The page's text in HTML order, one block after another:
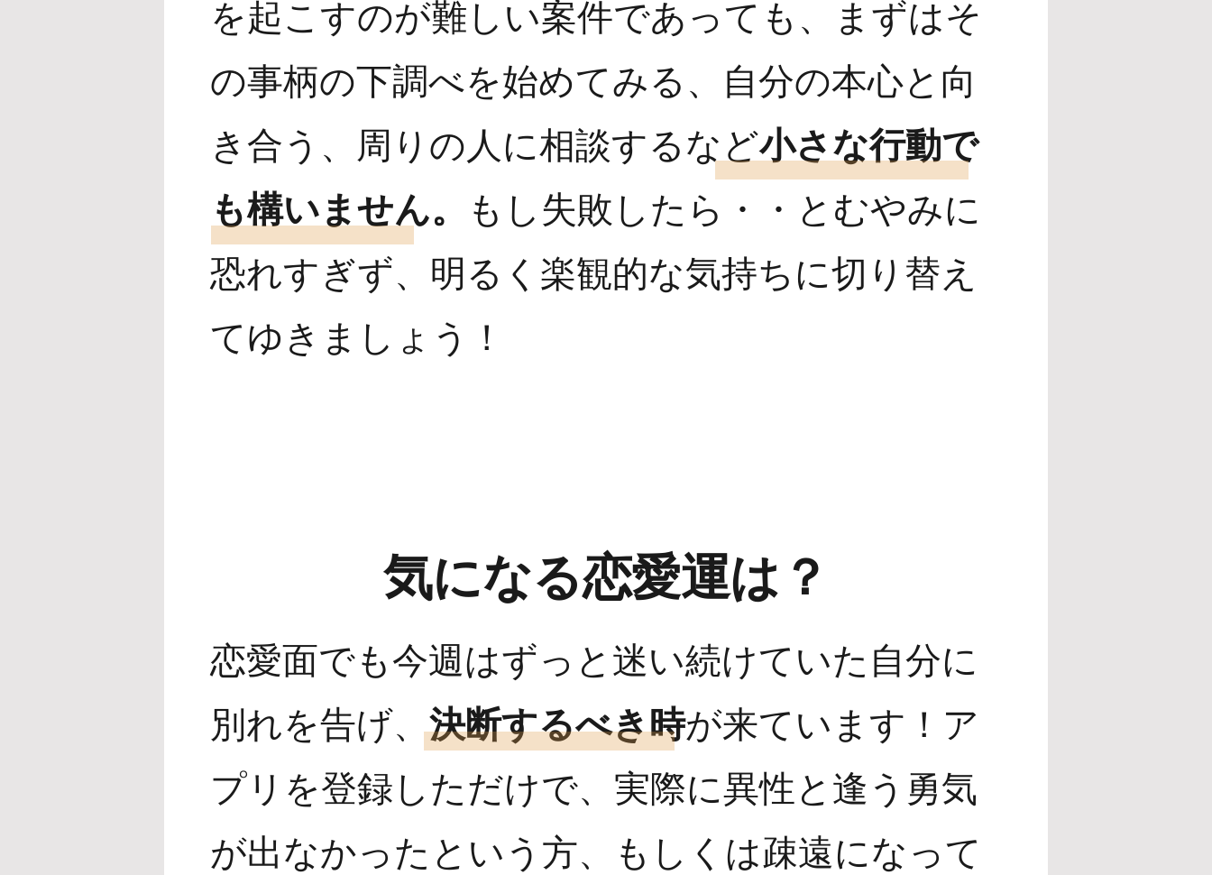
を起こすのが難しい案件であっても、まずはそ
の事柄の下調べを始めてみる、自分の本心と向
き合う、周りの人に相談するなど小さな行動で
も構いません。
もし失敗したら・・とむやみに
恐れすぎず、明るく楽観的な気持ちに切り替え
てゆきましょう！
気になる恋愛運は？
恋愛面でも今週はずっと迷い続けていた自分に
別れを告げ、決断するべき時が来ています！ア
プリを登録しただけで、実際に異性と逢う勇気
が出なかったという方、もしくは疎遠になって